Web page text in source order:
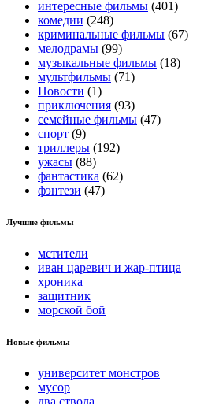
интересные фильмы (401)
комедии (248)
криминальные фильмы (67)
мелодрамы (99)
музыкальные фильмы (18)
мультфильмы (71)
Новости (1)
приключения (93)
семейные фильмы (47)
спорт (9)
триллеры (192)
ужасы (88)
фантастика (62)
фэнтези (47)
Лучшие фильмы
мстители
иван царевич и жар-птица
хроника
защитник
морской бой
Новые фильмы
университет монстров
мусор
два ствола